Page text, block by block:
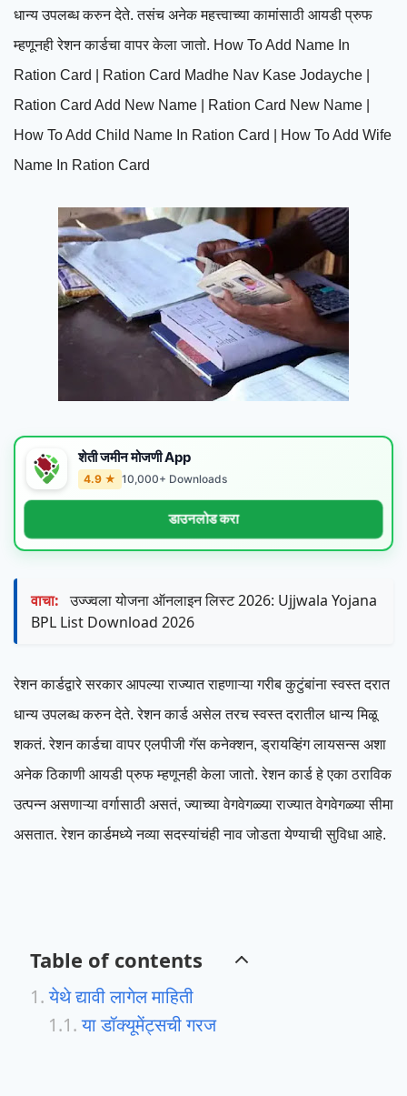
धान्य उपलब्ध करुन देते. तसंच अनेक महत्त्वाच्या कामांसाठी आयडी प्रुफ
म्हणूनही रेशन कार्डचा वापर केला जातो. How To Add Name In
Ration Card | Ration Card Madhe Nav Kase Jodayche |
Ration Card Add New Name | Ration Card New Name |
How To Add Child Name In Ration Card | How To Add Wife
Name In Ration Card
शेती जमीन मोजणी App
4.9 ★ 10,000+ Downloads
डाउनलोड करा
वाचा: उज्ज्वला योजना ऑनलाइन लिस्ट 2026: Ujjwala Yojana
BPL List Download 2026
रेशन कार्डद्वारे सरकार आपल्या राज्यात राहणाऱ्या गरीब कुटुंबांना स्वस्त दरात
धान्य उपलब्ध करुन देते. रेशन कार्ड असेल तरच स्वस्त दरातील धान्य मिळू
शकतं. रेशन कार्डचा वापर एलपीजी गॅस कनेक्शन, ड्रायव्हिंग लायसन्स अशा
अनेक ठिकाणी आयडी प्रुफ म्हणूनही केला जातो. रेशन कार्ड हे एका ठराविक
उत्पन्न असणाऱ्या वर्गासाठी असतं, ज्याच्या वेगवेगळ्या राज्यात वेगवेगळ्या सीमा
असतात. रेशन कार्डमध्ये नव्या सदस्यांचंही नाव जोडता येण्याची सुविधा आहे.
Table of contents
येथे द्यावी लागेल माहिती
या डॉक्यूमेंट्सची गरज